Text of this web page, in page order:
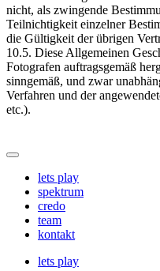
nicht, als zwingende
Teilnichtigkeit einzelner
die Gültigkeit der übrigen
10.5. Diese Allgemeinen
Fotografen auftragsgemäß
sinngemäß, und zwar
Verfahren und der
etc.).
lets play
spektrum
credo
team
kontakt
lets play